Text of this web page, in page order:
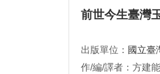
前世今生臺灣
出版單位： 國立臺
作/編/譯者：方建